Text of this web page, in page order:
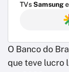
TVsSamsunge
O Banco do
que teve lucro